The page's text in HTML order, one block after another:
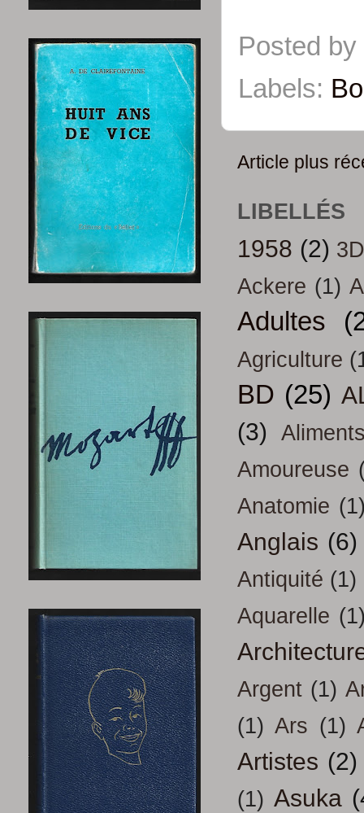
Posted by
Labels:
Article plus
LIBELLÉS
1958 (2)
Ackere (1)
Adultes
Agriculture
BD (25)
(3)
Amoureuse
Anatomie
Anglais (6)
Antiquité (1)
Aquarelle
Argent (1)
(1) Ars (1)
Artistes (2)
(1) Asuka